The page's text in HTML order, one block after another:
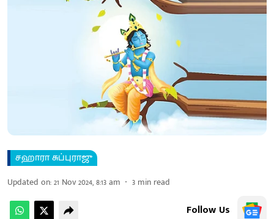
சஹாரா சுப்புராஜு
Updated on:21 Nov 2024, 8:13 am 3 min read
Follow Us